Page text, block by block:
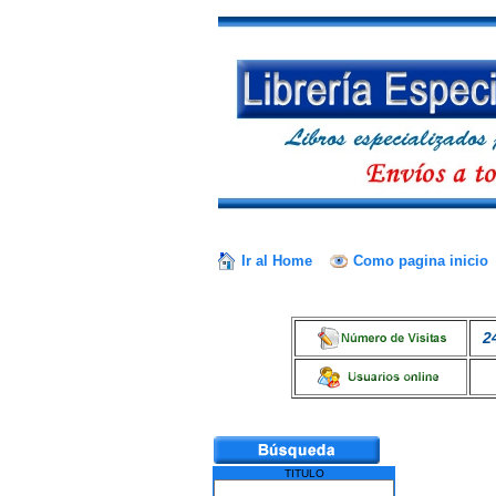
Ir al Home Como pagina inicio
TITULO